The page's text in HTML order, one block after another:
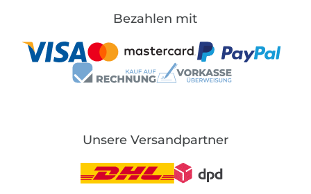
Bezahlen mit
Unsere Versandpartner